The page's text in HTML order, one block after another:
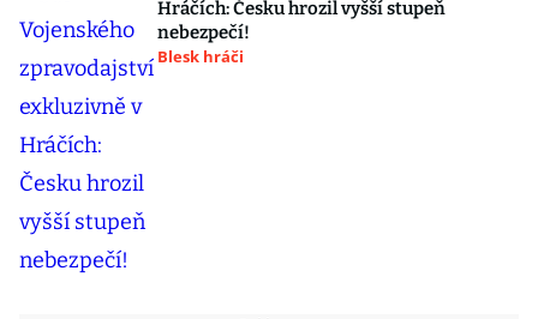
Hráčích: Česku hrozil vyšší stupeň
nebezpečí!
Blesk hráči